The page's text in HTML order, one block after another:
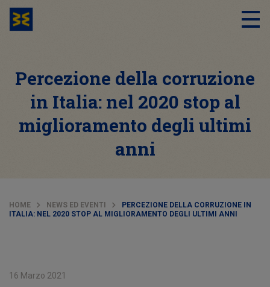
Percezione della corruzione
in Italia: nel 2020 stop al
miglioramento degli ultimi
anni
HOME NEWS ED EVENTI
PERCEZIONE DELLA CORRUZIONE IN
ITALIA: NEL 2020 STOP AL MIGLIORAMENTO DEGLI ULTIMI ANNI
16 Marzo 2021